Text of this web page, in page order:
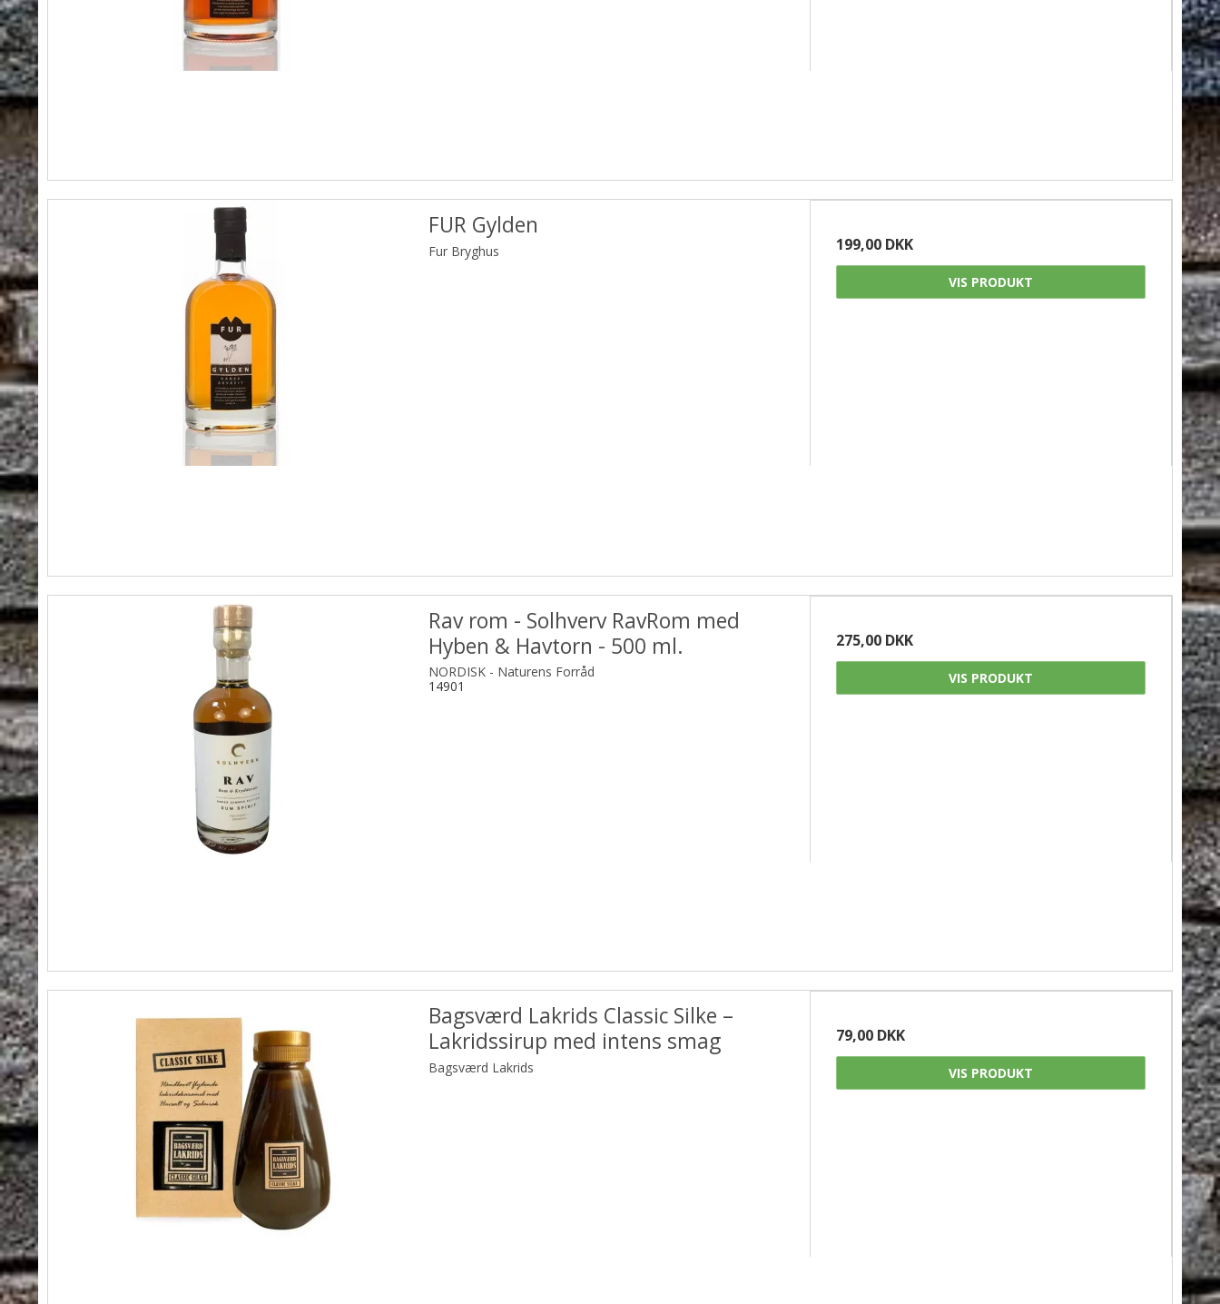
FUR Gylden
Fur Bryghus 199,00 DKK
VIS PRODUKT
Rav rom - Solhverv RavRom med
Hyben & Havtorn - 500 ml.
NORDISK - Naturens Forråd
14901
275,00 DKK
VIS PRODUKT
Bagsværd Lakrids Classic Silke –
Lakridssirup med intens smag
Bagsværd Lakrids
79,00 DKK
VIS PRODUKT